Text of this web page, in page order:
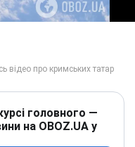
головного —
на OBOZ.UA у